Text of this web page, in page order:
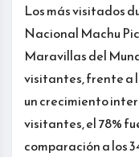
Los más visitados
Nacional Machu
Maravillas del
visitantes, frente a
un crecimiento
visitantes, el 78%
comparación a los